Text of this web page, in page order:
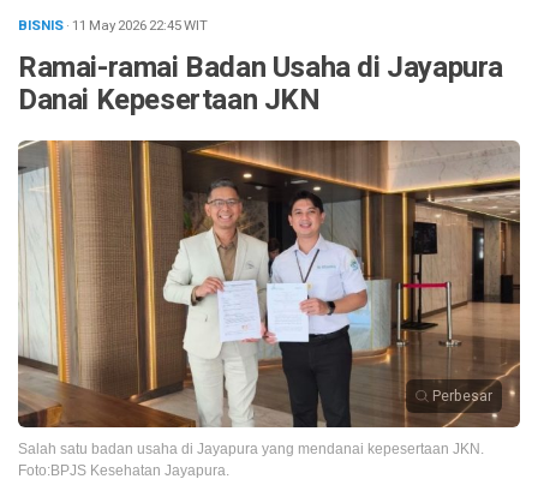
BISNIS· 11 May 202622:45WIT
Ramai-ramai Badan Usaha di Jayapura
Danai Kepesertaan JKN
Perbesar
Salah satu badan usaha di Jayapura yang mendanai kepesertaan JKN.
Foto:BPJS Kesehatan Jayapura.